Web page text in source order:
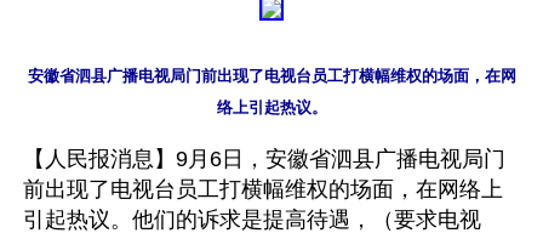
安徽省泗县广播电视局门前出现了电视台员工打横幅维权的场面，在网
【人民报消息】9月6日，安徽省泗县广播电视局门
前出现了电视台员工打横幅维权的场面，在网络上
引起热议。他们的诉求是提高待遇，（要求电视